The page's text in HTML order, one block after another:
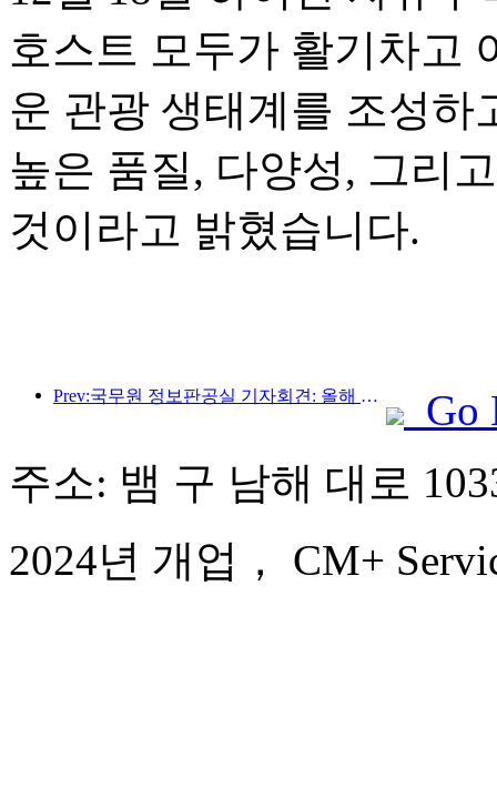
호스트 모두가 활기차고
운 관광 생태계를 조성하
높은 품질, 다양성, 그리
것이라고 밝혔습니다.
Prev:국무원 정보판공실 기자회견: 올해 상반기 우리나라 국경 간 여행수입 42% 증가
Go
주소: 뱀 구 남해 대로
2024년 개업， CM+